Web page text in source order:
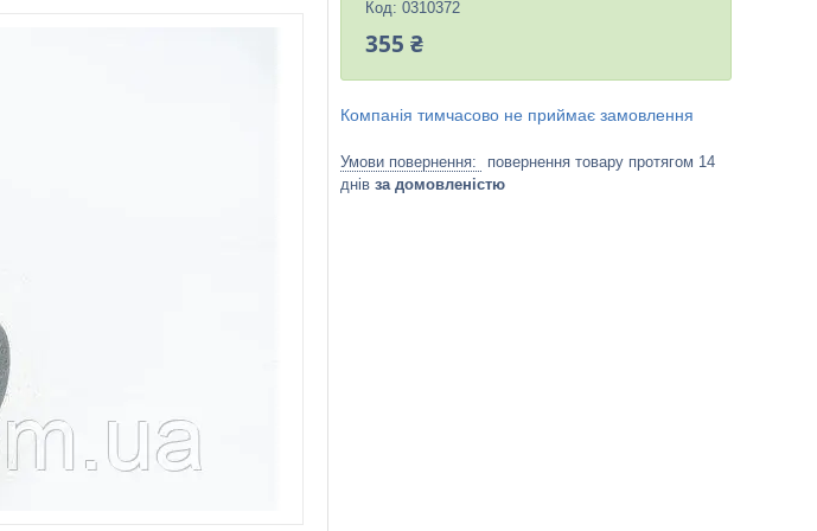
Код: 0310372
355 ₴
Компанія тимчасово не приймає замовлення
повернення товару протягом 14
днів за домовленістю